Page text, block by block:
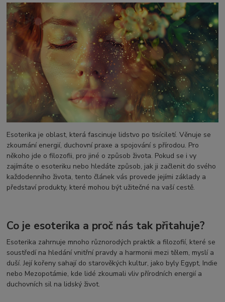
Esoterika je oblast, která fascinuje lidstvo po tisíciletí. Věnuje se
zkoumání energií, duchovní praxe a spojování s přírodou. Pro
někoho jde o filozofii, pro jiné o způsob života. Pokud se i vy
zajímáte o esoteriku nebo hledáte způsob, jak ji začlenit do svého
každodenního života, tento článek vás provede jejími základy a
představí produkty, které mohou být užitečné na vaší cestě.
Co je esoterika a proč nás tak přitahuje?
Esoterika zahrnuje mnoho různorodých praktik a filozofií, které se
soustředí na hledání vnitřní pravdy a harmonii mezi tělem, myslí a
duší. Její kořeny sahají do starověkých kultur, jako byly Egypt, Indie
nebo Mezopotámie, kde lidé zkoumali vliv přírodních energií a
duchovních sil na lidský život.